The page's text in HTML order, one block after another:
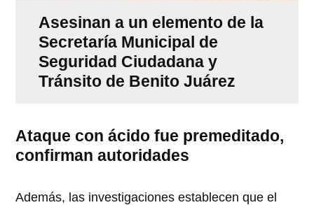
Asesinan a un elemento de la
Secretaría Municipal de
Seguridad Ciudadana y
Tránsito de Benito Juárez
Ataque con ácido fue premeditado,
confirman autoridades
Además, las investigaciones establecen que el